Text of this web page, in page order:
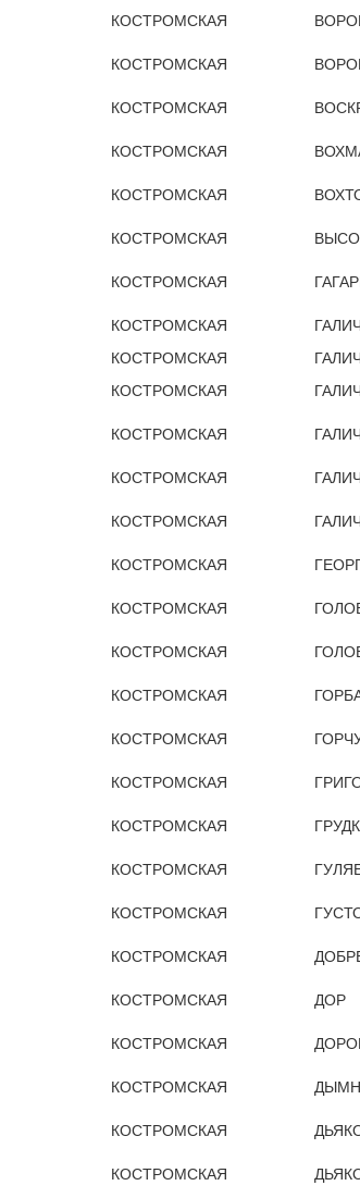
КОСТРОМСКАЯ
КОСТРОМСКАЯ
КОСТРОМСКАЯ
КОСТРОМСКАЯ
КОСТРОМСКАЯ
КОСТРОМСКАЯ
КОСТРОМСКАЯ
КОСТРОМСКАЯ
КОСТРОМСКАЯ
КОСТРОМСКАЯ
КОСТРОМСКАЯ
КОСТРОМСКАЯ
КОСТРОМСКАЯ
КОСТРОМСКАЯ
КОСТРОМСКАЯ
КОСТРОМСКАЯ
КОСТРОМСКАЯ
КОСТРОМСКАЯ
КОСТРОМСКАЯ
КОСТРОМСКАЯ
КОСТРОМСКАЯ
КОСТРОМСКАЯ
КОСТРОМСКАЯ
КОСТРОМСКАЯ
ДОР
КОСТРОМСКАЯ
КОСТРОМСКАЯ
КОСТРОМСКАЯ
КОСТРОМСКАЯ